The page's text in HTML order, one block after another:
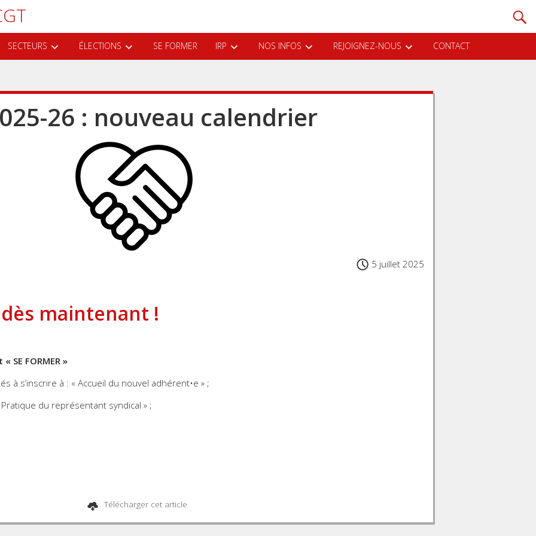
SECTEURS ÉLECTIONS SE FORMER IRP NOS INFOS REJOIGNEZ-NOUS CONTACT
26 : nouveau calendrier
maintenant !
SE FORMER »
à s’inscrire à : « Accueil du nouvel adhérent•e » ;
du représentant syndical » ;
Télécharger cet article
5 juillet 2025